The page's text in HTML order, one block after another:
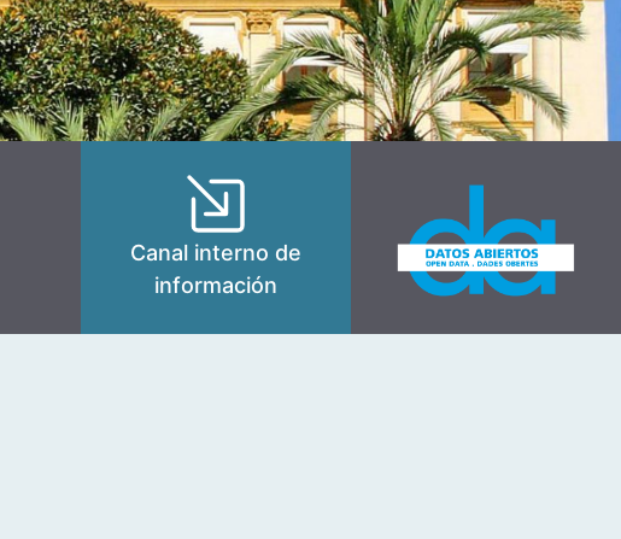
Canal interno de
información